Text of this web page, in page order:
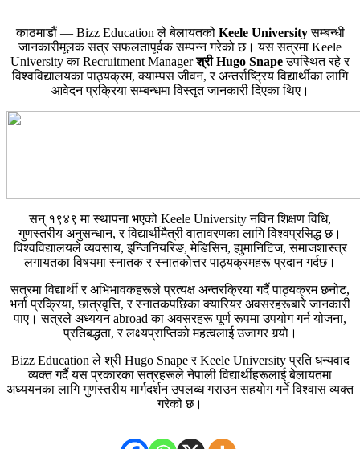
काठमाडौं — Bizz Education ले बेलायतको Keele Universityसम्बन्धी
जानकारीमूलक सत्र सफलतापूर्वक सम्पन्न गरेको छ। यस सत्रमा Keele
University का Recruitment Managerश्री Hugo Snapeउपस्थित रहे र
विश्वविद्यालयका पाठ्यक्रम, क्याम्पस जीवन, र अन्तर्राष्ट्रिय विद्यार्थीका लागि
आवेदन प्रक्रिया सम्बन्धमा विस्तृत जानकारी दिएका थिए।
सन् १९४९ मा स्थापना भएको Keele University नविन शिक्षण विधि,
गुणस्तरीय अनुसन्धान, र विद्यार्थीमैत्री वातावरणका लागि विश्वप्रसिद्ध छ।
विश्वविद्यालयले व्यवसाय, इन्जिनियरिङ, मेडिसिन, ह्युमानिटिज, समाजशास्त्र
लगायतका विषयमा स्नातक र स्नातकोत्तर पाठ्यक्रमहरू प्रदान गर्दछ।
सत्रमा विद्यार्थी र अभिभावकहरूले प्रत्यक्ष अन्तरक्रिया गर्दै पाठ्यक्रम छनोट,
भर्ना प्रक्रिया, छात्रवृत्ति, र स्नातकपछिका क्यारियर अवसरहरूबारे जानकारी
पाए। सत्रले अध्ययन abroad का अवसरहरू पूर्ण रूपमा उपयोग गर्न योजना,
प्रतिबद्धता, र लक्ष्यप्राप्तिको महत्वलाई उजागर गर्‍यो।
Bizz Education ले श्री Hugo Snape र Keele University प्रति धन्यवाद
व्यक्त गर्दै यस प्रकारका सत्रहरूले नेपाली विद्यार्थीहरूलाई बेलायतमा
अध्ययनका लागि गुणस्तरीय मार्गदर्शन उपलब्ध गराउन सहयोग गर्ने विश्वास व्यक्त
गरेको छ।